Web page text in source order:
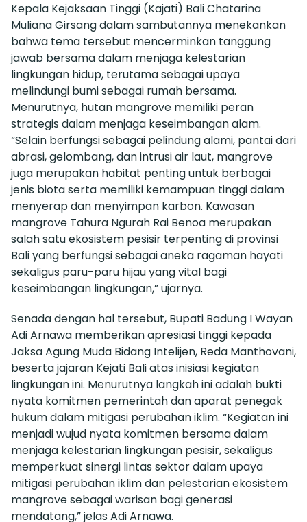
Kepala Kejaksaan Tinggi (Kajati) Bali Chatarina
Muliana Girsang dalam sambutannya menekankan
bahwa tema tersebut mencerminkan tanggung
jawab bersama dalam menjaga kelestarian
lingkungan hidup, terutama sebagai upaya
melindungi bumi sebagai rumah bersama.
Menurutnya, hutan mangrove memiliki peran
strategis dalam menjaga keseimbangan alam.
“Selain berfungsi sebagai pelindung alami, pantai dari
abrasi, gelombang, dan intrusi air laut, mangrove
juga merupakan habitat penting untuk berbagai
jenis biota serta memiliki kemampuan tinggi dalam
menyerap dan menyimpan karbon. Kawasan
mangrove Tahura Ngurah Rai Benoa merupakan
salah satu ekosistem pesisir terpenting di provinsi
Bali yang berfungsi sebagai aneka ragaman hayati
sekaligus paru-paru hijau yang vital bagi
keseimbangan lingkungan,” ujarnya.
Senada dengan hal tersebut, Bupati Badung I Wayan
Adi Arnawa memberikan apresiasi tinggi kepada
Jaksa Agung Muda Bidang Intelijen, Reda Manthovani,
beserta jajaran Kejati Bali atas inisiasi kegiatan
lingkungan ini. Menurutnya langkah ini adalah bukti
nyata komitmen pemerintah dan aparat penegak
hukum dalam mitigasi perubahan iklim. “Kegiatan ini
menjadi wujud nyata komitmen bersama dalam
menjaga kelestarian lingkungan pesisir, sekaligus
memperkuat sinergi lintas sektor dalam upaya
mitigasi perubahan iklim dan pelestarian ekosistem
mangrove sebagai warisan bagi generasi
mendatang,” jelas Adi Arnawa.